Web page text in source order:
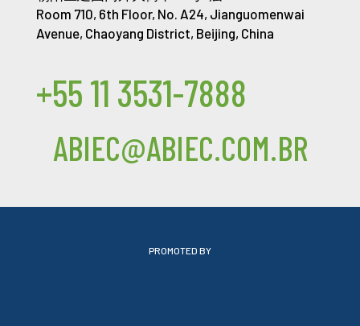
Room 710, 6th Floor, No. A24, Jianguomenwai
Avenue, Chaoyang District, Beijing, China
+55 11 3531-7888
ABIEC@ABIEC.COM.BR
PROMOTED BY